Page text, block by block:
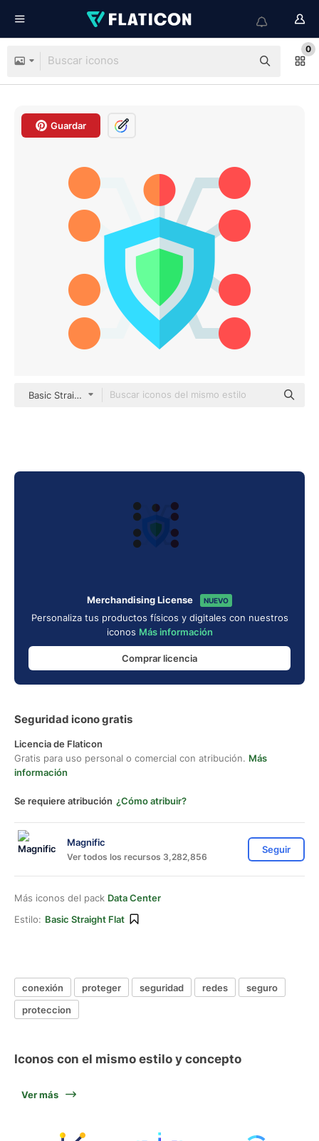
0
Guardar
Basic Straight Flat
Merchandising License NUEVO
Personaliza tus productos físicos y digitales con nuestros
iconos Más información
Comprar licencia
Seguridad icono gratis
Licencia de Flaticon
Gratis para uso personal o comercial con atribución. Más
información
Se requiere atribución ¿Cómo atribuir?
Magnific
Ver todos los recursos 3,282,856
Seguir
Más iconos del pack Data Center
Estilo: Basic Straight Flat
conexión proteger seguridad redes
seguro
proteccion
Iconos con el mismo estilo y concepto
Ver más